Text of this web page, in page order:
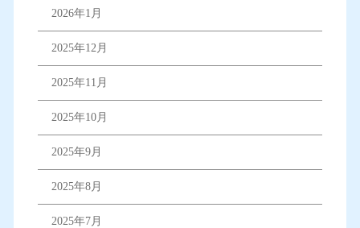
2026年1月
2025年12月
2025年11月
2025年10月
2025年9月
2025年8月
2025年7月